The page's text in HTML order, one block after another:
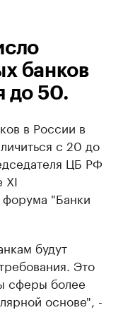
банков
до 50.
в России в
с 20 до
ЦБ РФ
XI
"Банки
будут
Это
сферы более
основе", -